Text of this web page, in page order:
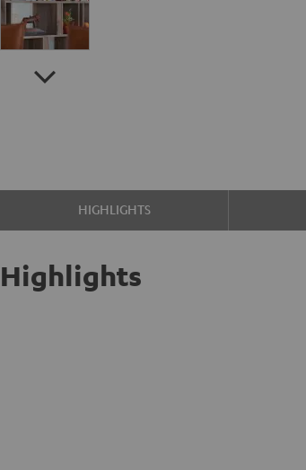
HIGHLIGHTS
Highlights